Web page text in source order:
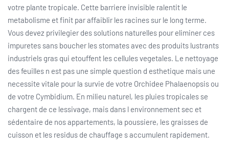
votre plante tropicale. Cette barriere invisible ralentit le
metabolisme et finit par affaiblir les racines sur le long terme.
Vous devez privilegier des solutions naturelles pour eliminer ces
impuretes sans boucher les stomates avec des produits lustrants
industriels gras qui etouffent les cellules vegetales. Le nettoyage
des feuilles n est pas une simple question d esthetique mais une
necessite vitale pour la survie de votre Orchidee Phalaenopsis ou
de votre Cymbidium. En milieu naturel, les pluies tropicales se
chargent de ce lessivage, mais dans l environnement sec et
sédentaire de nos appartements, la poussiere, les graisses de
cuisson et les residus de chauffage s accumulent rapidement.